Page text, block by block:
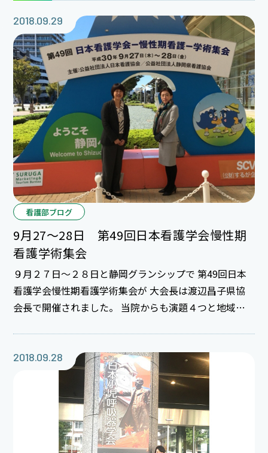
2018.09.29
看護部ブログ
9月27～28日 第49回日本看護学会慢性期
看護学術集会
９月２７日～２８日と静岡グランシップで 第49回日本
看護学会慢性期看護学術集会が 大会長は渡辺昌子県協
会長で開催されました。 当院からも演題４つと地域連
も学会参加デビューの若手スタッフに会えました。 送
り出してくれた課長の皆様、ありがとうございました。
2018.09.28